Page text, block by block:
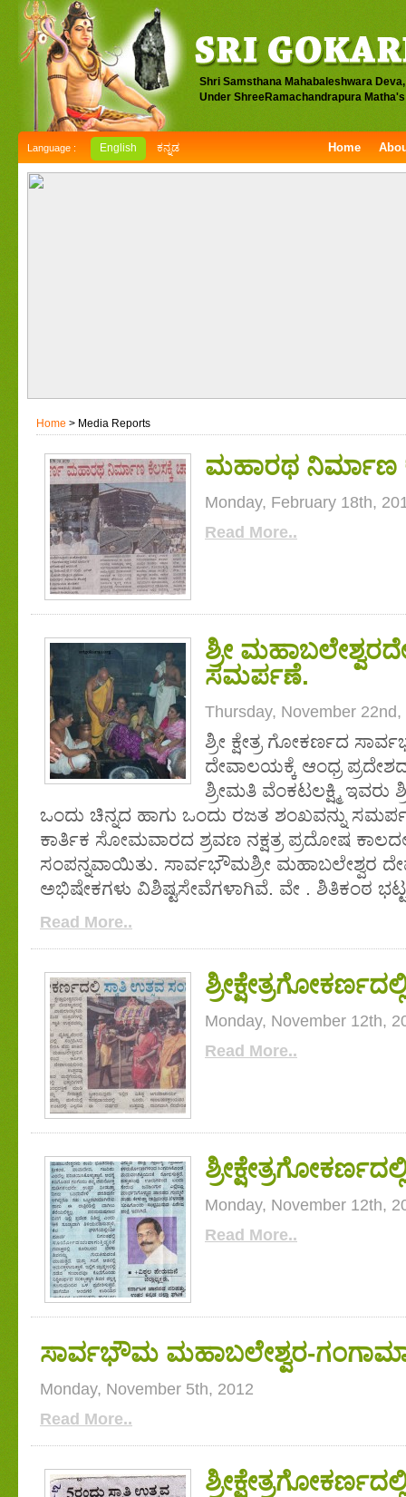
Shri Samsthana Mahabaleshwara
Under ShreeRamachandrapura
Language : English ಕನ್ನಡ Home
Home > Media Reports
ಮಹಾರಥ ನಿರ್ಮಾಣ
Monday, February 18th,
Read More..
ಶ್ರೀ
ಸಮರ್ಪಣೆ.
Thursday, November 22nd,
ಶ್ರೀ ಕ್ಷೇತ್ರ ಗೋಕರ್ಣದ
ದೇವಾಲಯಕ್ಕೆ ಆಂಧ್ರ
ಶ್ರೀಮತಿ ವೆಂಕಟಲಕ್ಷ್ಮಿ ಇವರು
ಒಂದು ಚಿನ್ನದ ಹಾಗು ಒಂದು ರಜತ ಶಂಖವನ್ನು
ಕಾರ್ತಿಕ ಸೋಮವಾರದ ಶ್ರವಣ ನಕ್ಷತ್ರ ಪ್ರದೋಷ
ಸಂಪನ್ನವಾಯಿತು. ಸಾರ್ವಭೌಮಶ್ರೀ ಮಹಾಬಲೇಶ್ವರ
ಅಭಿಷೇಕಗಳು ವಿಶಿಷ್ಟಸೇವೆಗಳಾಗಿವೆ. ವೇ . ಶಿತಿಕಂಠ
Read More..
Monday, November 12th,
Read More..
Monday, November 12th,
Read More..
ಸಾರ್ವಭೌಮ ಮಹಾಬಲೇಶ್ವರ-
Monday, November 5th, 2012
Read More..